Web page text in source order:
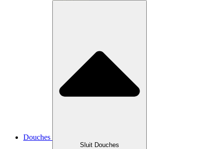
Douches
Sluit Douches